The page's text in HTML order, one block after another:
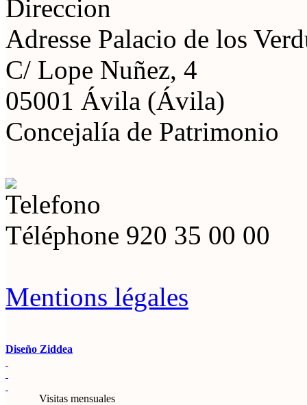
Adresse Palacio de los
C/ Lope Nuñez, 4
05001 Ávila (Ávila)
Concejalía de Patrimonio
Téléphone 920 35 00 00
Mentions légales
Diseño Ziddea
Visitas mensuales